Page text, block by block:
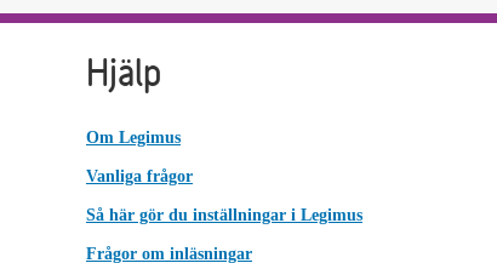
Hjälp
Om Legimus
Vanliga frågor
Så här gör du inställningar i Legimus
Frågor om inläsningar